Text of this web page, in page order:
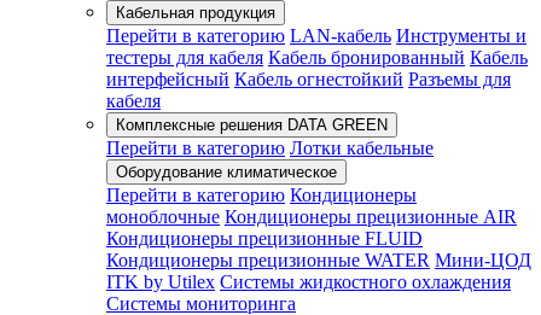
Кабельная продукция
Перейти в категорию LAN-кабель Инструменты и
тестеры для кабеля Кабель бронированный Кабель
интерфейсный Кабель огнестойкий Разъемы для
кабеля
Комплексные решения DATA GREEN
Перейти в категорию Лотки кабельные
Оборудование климатическое
Перейти в категорию Кондиционеры
моноблочные Кондиционеры прецизионные AIR
Кондиционеры прецизионные FLUID
Кондиционеры прецизионные WATER Мини-ЦОД
ITK by Utilex Системы жидкостного охлаждения
Системы мониторинга